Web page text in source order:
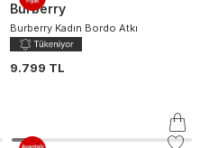
Burberry
Burberry Kadın Bordo Atkı
9.799 TL